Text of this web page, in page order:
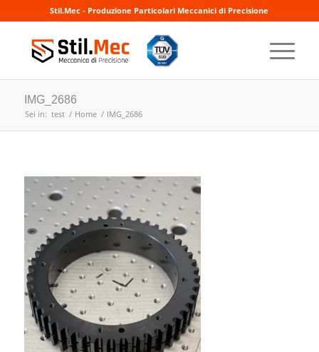
Stil.Mec - Produzione Particolari Meccanici di Precisione
IMG_2686
Sei in: test / Home / IMG_2686